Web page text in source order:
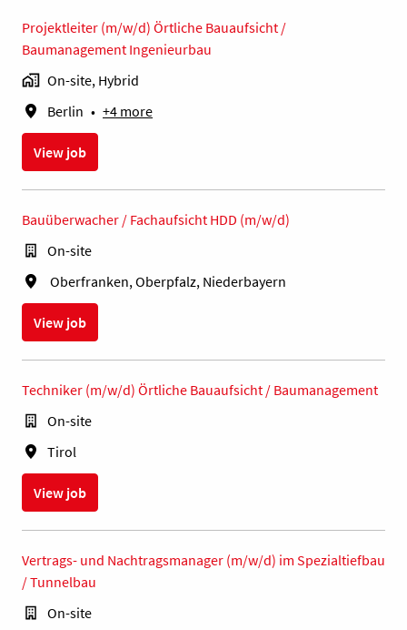
Projektleiter (m/w/d) Örtliche Bauaufsicht /
Baumanagement Ingenieurbau
On-site, Hybrid
Berlin • +4 more
View job
Bauüberwacher / Fachaufsicht HDD (m/w/d)
On-site
Oberfranken, Oberpfalz, Niederbayern
View job
Techniker (m/w/d) Örtliche Bauaufsicht / Baumanagement
On-site
Tirol
View job
Vertrags- und Nachtragsmanager (m/w/d) im Spezialtiefbau
/ Tunnelbau
On-site